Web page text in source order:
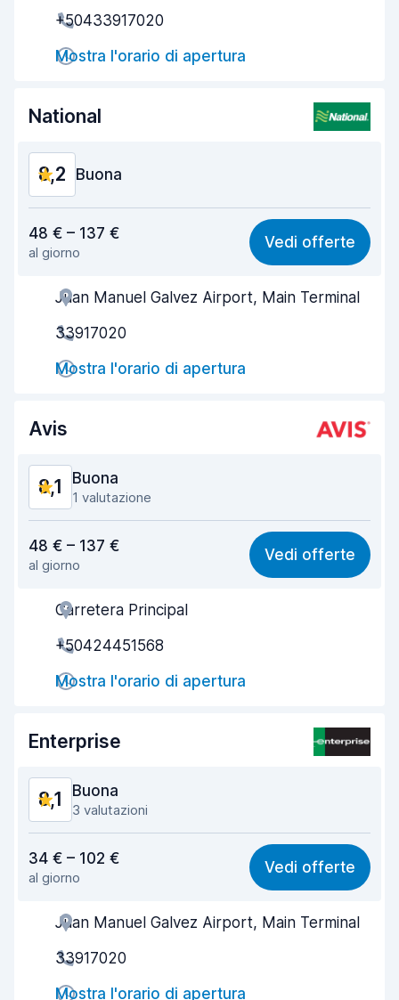
Condizioni dell'auto 8,4
+50433917020
Mostra l'orario di apertura
National
8,2 Buona
8,1
Facile da trovare 8,2
Gentilezza degli agenti 8,2
Rapidità del ritiro
Rapidità della riconsegna
48 € – 137 €
al giorno
Vedi offerte
Juan Manuel Galvez Airport, Main Terminal
33917020
Mostra l'orario di apertura
Avis
8,1 Buona
1 valutazione
8,1
Facile da trovare 8,2
Gentilezza degli agenti
Rapidità del ritiro
Rapidità della riconsegna
8,1
48 € – 137 €
al giorno
Vedi offerte
Carretera Principal
+50424451568
Mostra l'orario di apertura
Enterprise
8,1 Buona
3 valutazioni
8,0
Facile da trovare 8,1
Gentilezza degli agenti 8,2
Rapidità del ritiro
34 € – 102 €
al giorno
Vedi offerte
Juan Manuel Galvez Airport, Main Terminal
33917020
Mostra l'orario di apertura